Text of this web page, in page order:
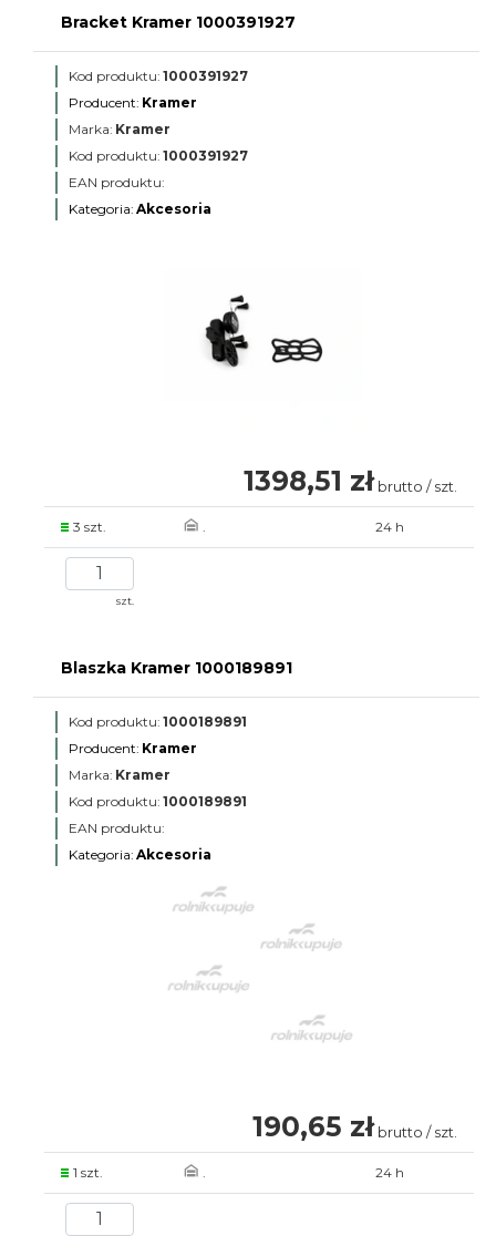
Bracket Kramer 1000391927
Kod produktu: 1000391927
Producent: Kramer
Marka: Kramer
Kod produktu: 1000391927
EAN produktu:
Kategoria: Akcesoria
1398,51 zł brutto / szt.
3 szt. . 24 h
szt.
Blaszka Kramer 1000189891
Kod produktu: 1000189891
Producent: Kramer
Marka: Kramer
Kod produktu: 1000189891
EAN produktu:
Kategoria: Akcesoria
190,65 zł brutto / szt.
1 szt. . 24 h